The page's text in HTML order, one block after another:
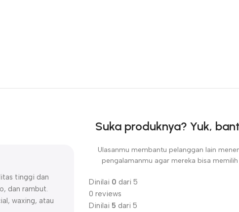
tinggi dan
dan rambut.
waxing, atau
Suka produknya? Yuk,
Ulasanmu membantu pelanggan lain
pengalamanmu agar mereka bisa
Dinilai 0 dari 5
0 reviews
Dinilai 5 dari 5